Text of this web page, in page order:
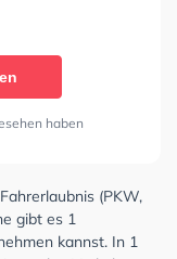
haben
(PKW,
gibt es 1
kannst. In 1